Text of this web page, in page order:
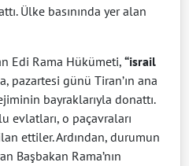
Ülke basınında yer alan
Edi Rama Hükümeti, “israil
pazartesi günü Tiran’ın ana
bayraklarıyla donattı.
evlatları, o paçavraları
ettiler. Ardından, durumun
Başbakan Rama’nın